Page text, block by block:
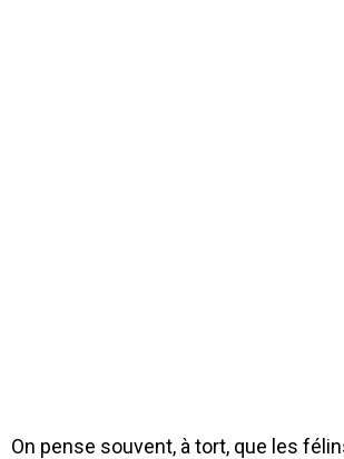
On pense souvent, à tort, que les